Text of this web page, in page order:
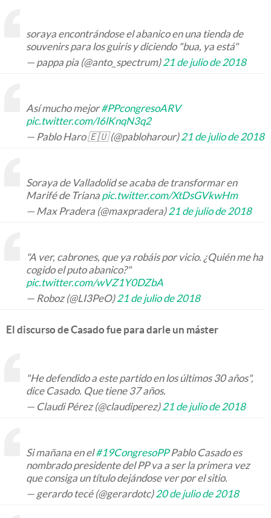
soraya encontrándose el abanico en una tienda de
souvenirs para los guiris y diciendo "bua, ya está"
— pappa pia (@anto_spectrum)21 de julio de 2018
Así mucho mejor#PPcongresoARV
pic.twitter.com/I6lKnqN3q2
— Pablo Haro 🇪🇺 (@pabloharour)21 de julio de 2018
Soraya de Valladolid se acaba de transformar en
Marifé de Triana pic.twitter.com/XtDsGVkwHm
— Max Pradera (@maxpradera)21 de julio de 2018
"A ver, cabrones, que ya robáis por vicio. ¿Quién me ha
cogido el puto abanico?"
pic.twitter.com/wVZ1Y0DZbA
— Roboz (@LI3PeO)21 de julio de 2018
El discurso de Casado fue para darle un máster
"He defendido a este partido en los últimos 30 años",
dice Casado. Que tiene 37 años.
— Claudi Pérez (@claudiperez)21 de julio de 2018
Si mañana en el#19CongresoPPPablo Casado es
nombrado presidente del PP va a ser la primera vez
que consiga un título dejándose ver por el sitio.
— gerardo tecé (@gerardotc)20 de julio de 2018